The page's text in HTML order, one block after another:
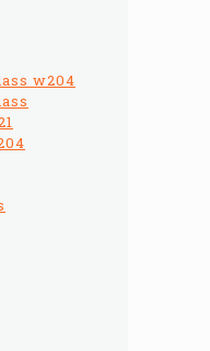
w204